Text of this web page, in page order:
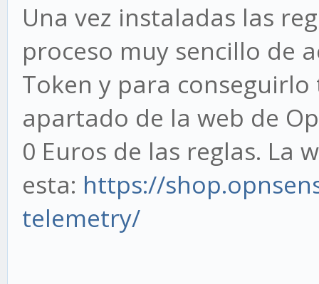
Una vez instaladas las
proceso muy sencillo de
Token y para
apartado de la web de
0 Euros de las reglas. La
esta: https://
telemetry/